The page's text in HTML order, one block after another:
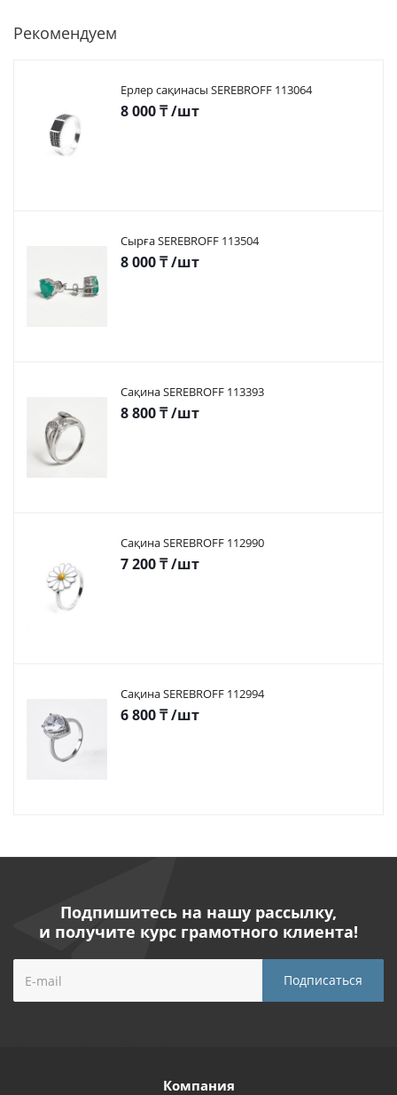
Рекомендуем
Ерлер сақинасы SEREBROFF 113064
8 000₸/шт
Сырға SEREBROFF 113504
8 000₸/шт
Сақина SEREBROFF 113393
8 800₸/шт
Сақина SEREBROFF 112990
7 200₸/шт
Сақина SEREBROFF 112994
6 800₸/шт
Подпишитесь на нашу рассылку,
и получите курс грамотного клиента!
Компания